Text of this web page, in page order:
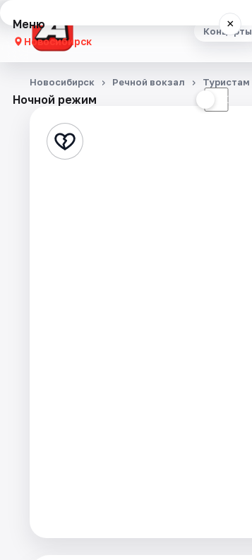
Концерты
Меню ×
Новосибирск
Концерты
Стендап
Ночной режим ☾
Новосибирск Речной вокзал Туристам